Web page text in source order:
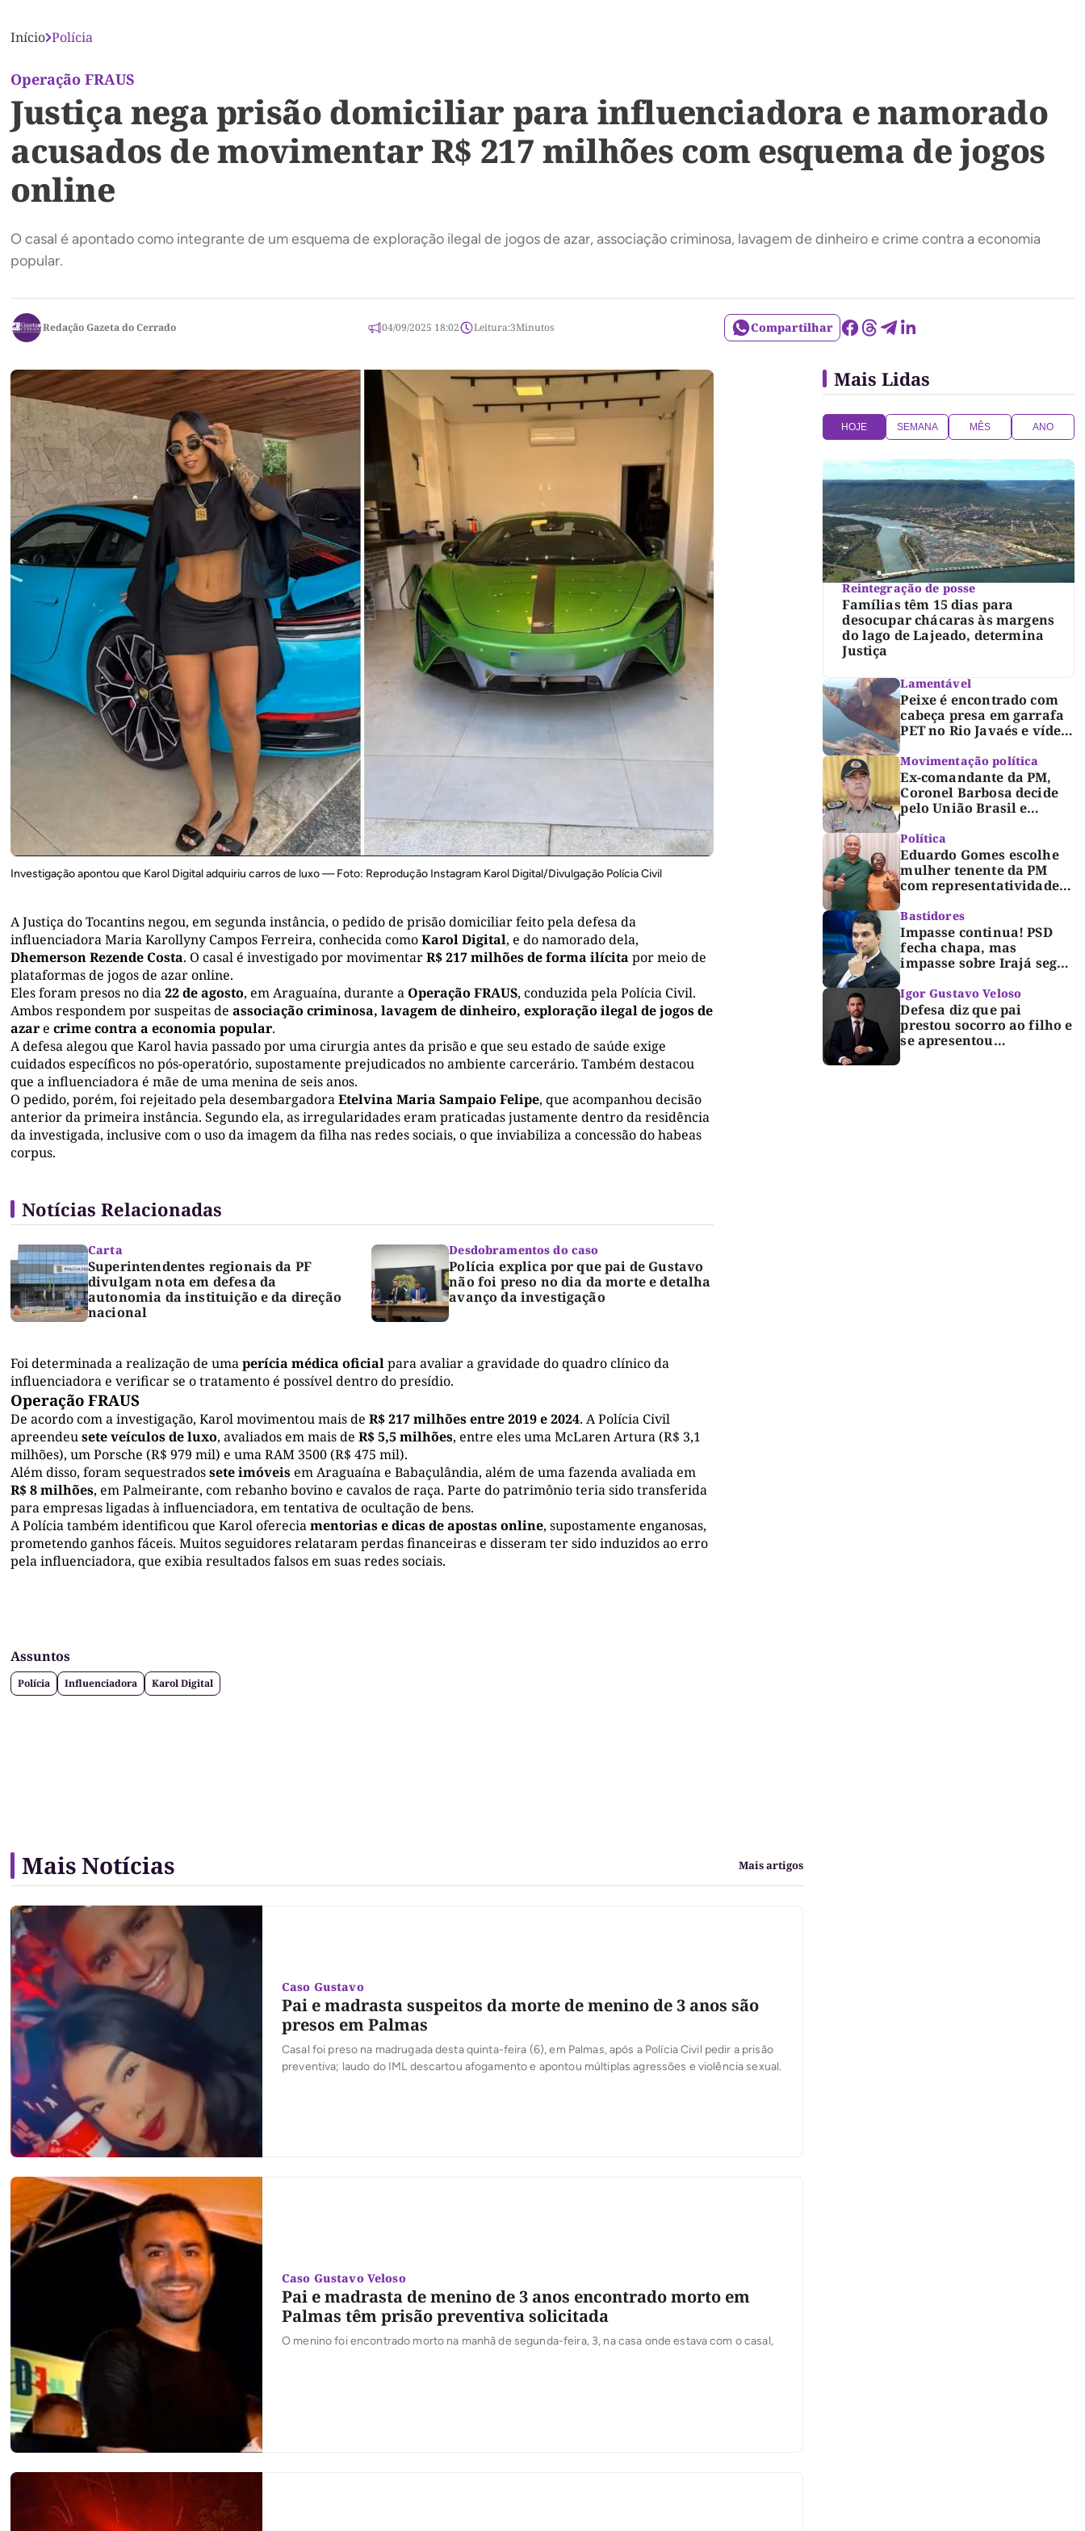
Início Polícia
Operação FRAUS
Justiça nega prisão domiciliar para influenciadora e namorado
acusados de movimentar R$ 217 milhões com esquema de jogos
online
O casal é apontado como integrante de um esquema de exploração ilegal de jogos de azar, associação criminosa, lavagem de dinheiro e crime contra a economia
popular.
Redação Gazeta do Cerrado 04/09/2025 18:02 Leitura:3Minutos Compartilhar
Investigação apontou que Karol Digital adquiriu carros de luxo — Foto: Reprodução Instagram Karol Digital/Divulgação Polícia Civil
A Justiça do Tocantins negou, em segunda instância, o pedido de prisão domiciliar feito pela defesa da
influenciadora Maria Karollyny Campos Ferreira, conhecida comoKarol Digital, e do namorado dela,
Dhemerson Rezende Costa. O casal é investigado por movimentarR$ 217 milhões de forma ilícita por meio de
plataformas de jogos de azar online.
Eles foram presos no dia22 de agosto, em Araguaína, durante aOperação FRAUS, conduzida pela Polícia Civil.
Ambos respondem por suspeitas de associação criminosa, lavagem de dinheiro, exploração ilegal de jogos de
azare crime contra a economia popular.
A defesa alegou que Karol havia passado por uma cirurgia antes da prisão e que seu estado de saúde exige
cuidados específicos no pós-operatório, supostamente prejudicados no ambiente carcerário. Também destacou
que a influenciadora é mãe de uma menina de seis anos.
O pedido, porém, foi rejeitado pela desembargadoraEtelvina Maria Sampaio Felipe, que acompanhou decisão
anterior da primeira instância. Segundo ela, as irregularidades eram praticadas justamente dentro da residência
da investigada, inclusive com o uso da imagem da filha nas redes sociais, o que inviabiliza a concessão do habeas
corpus.
Notícias Relacionadas
Carta
Superintendentes regionais da PF
divulgam nota em defesa da
autonomia da instituição e da direção
nacional
Desdobramentos do caso
Polícia explica por que pai de Gustavo
não foi preso no dia da morte e detalha
avanço da investigação
Foi determinada a realização de umaperícia médica oficialpara avaliar a gravidade do quadro clínico da
influenciadora e verificar se o tratamento é possível dentro do presídio.
Operação FRAUS
De acordo com a investigação, Karol movimentou mais de R$ 217 milhões entre 2019 e 2024. A Polícia Civil
apreendeusete veículos de luxo, avaliados em mais de R$ 5,5 milhões, entre eles uma McLaren Artura (R$ 3,1
milhões), um Porsche (R$ 979 mil) e uma RAM 3500 (R$ 475 mil).
Além disso, foram sequestradossete imóveisem Araguaína e Babaçulândia, além de uma fazenda avaliada em
R$ 8 milhões, em Palmeirante, com rebanho bovino e cavalos de raça. Parte do patrimônio teria sido transferida
para empresas ligadas à influenciadora, em tentativa de ocultação de bens.
A Polícia também identificou que Karol ofereciamentorias e dicas de apostas online, supostamente enganosas,
prometendo ganhos fáceis. Muitos seguidores relataram perdas financeiras e disseram ter sido induzidos ao erro
pela influenciadora, que exibia resultados falsos em suas redes sociais.
Assuntos
Polícia Influenciadora Karol Digital
Mais Lidas
HOJE SEMANA MÊS ANO
Reintegração de posse
Famílias têm 15 dias para
desocupar chácaras às margens
do lago de Lajeado, determina
Justiça
Lamentável
Peixe é encontrado com
cabeça presa em garrafa
PET no Rio Javaés e vídeo
lixo nos rios
Movimentação política
Ex-comandante da PM,
Coronel Barbosa decide
pelo União Brasil e
Dorinha
Política
Eduardo Gomes escolhe
mulher tenente da PM
com representatividade e
para compor segunda
suplência ao Senado
Bastidores
Impasse continua! PSD
fecha chapa, mas
impasse sobre Irajá segue
TRE; Laurez diz que nome
dele não foi homologado
Igor Gustavo Veloso
Defesa diz que pai
prestou socorro ao filho e
se apresentou
Mais Notícias Mais artigos
Caso Gustavo
Pai e madrasta suspeitos da morte de menino de 3 anos são
presos em Palmas
Casal foi preso na madrugada desta quinta-feira (6), em Palmas, após a Polícia Civil pedir a prisão
preventiva; laudo do IML descartou afogamento e apontou múltiplas agressões e violência sexual.
Caso Gustavo Veloso
Pai e madrasta de menino de 3 anos encontrado morto em
Palmas têm prisão preventiva solicitada
O menino foi encontrado morto na manhã de segunda-feira, 3, na casa onde estava com o casal,